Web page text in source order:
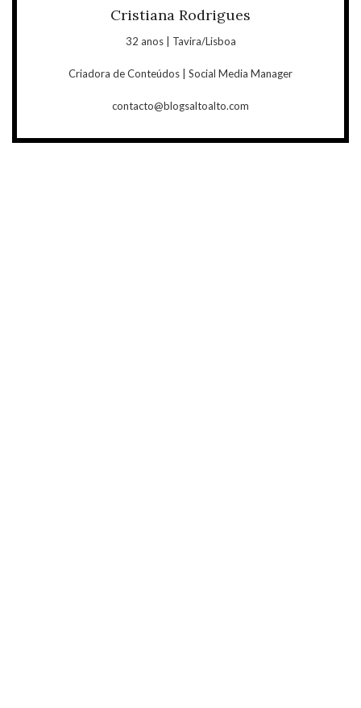
Cristiana Rodrigues
32 anos | Tavira/Lisboa
Criadora de Conteúdos | Social Media Manager
contacto@blogsaltoalto.com